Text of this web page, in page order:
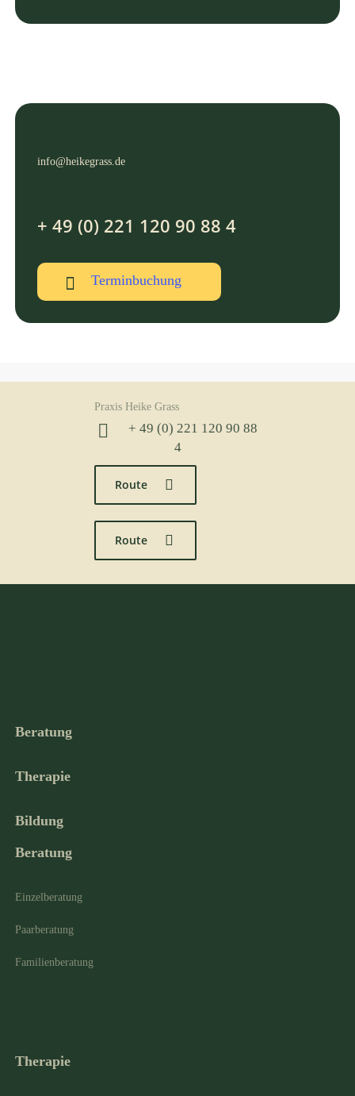
info@heikegrass.de
+ 49 (0) 221 120 90 88 4
Terminbuchung
Praxis Heike Grass
+ 49 (0) 221 120 90 88
4
Route
Route
Beratung
Therapie
Bildung
Beratung
Einzelberatung
Paarberatung
Familienberatung
Therapie